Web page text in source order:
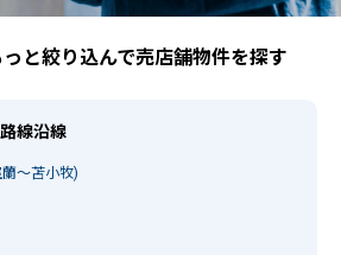
と絞り込んで売店舗物件を探す
線沿線
～苫小牧)